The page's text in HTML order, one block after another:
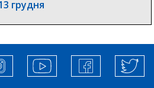
в медичній сфері України
грудня
українських
Гузенко